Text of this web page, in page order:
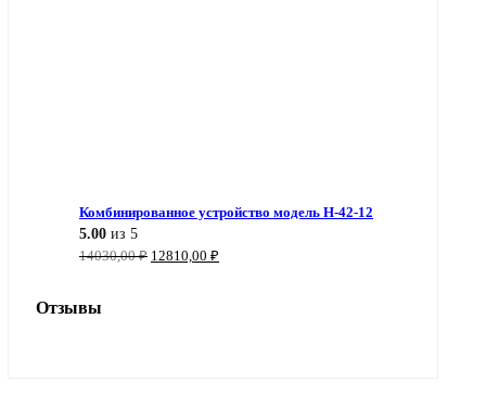
Комбинированное устройство модель Н-42-12
5.00 из 5
14030,00₽ Первоначальная
12810,00 ₽
Отзывы